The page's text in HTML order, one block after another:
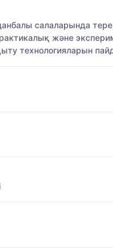
салаларында
және
технологияларын